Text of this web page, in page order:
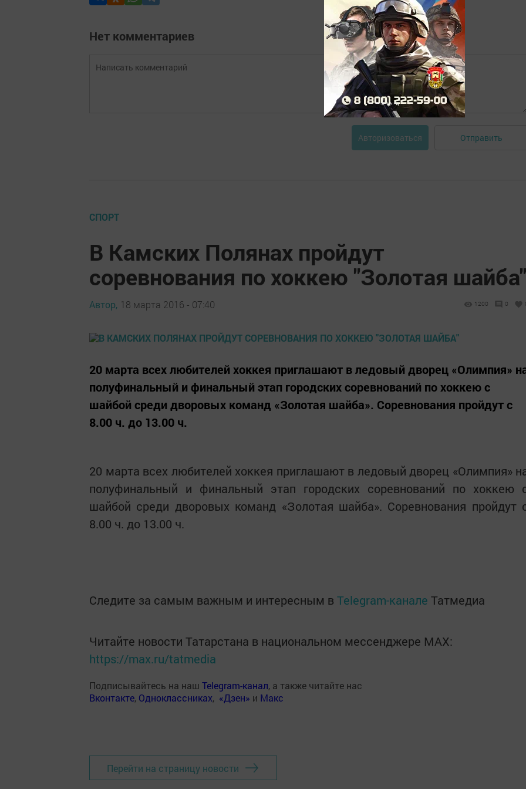
Нет комментариев
Авторизоваться Отправить
СПОРТ
В Камских Полянах пройдут
соревнования по хоккею "Золотая шайба"
Автор, 18 марта 2016 - 07:40 1200 0
20 марта всех любителей хоккея приглашают в ледовый дворец «Олимпия»
полуфинальный и финальный этап городских соревнований по хоккею с
шайбой среди дворовых команд «Золотая шайба». Соревнования пройдут с
8.00 ч. до 13.00 ч.
20 марта всех любителей хоккея приглашают в ледовый дворец «Олимпия»
полуфинальный и финальный этап городских соревнований по хоккею
шайбой среди дворовых команд «Золотая шайба». Соревнования пройдут
8.00 ч. до 13.00 ч.
Следите за самым важным и интересным в Telegram-канале Татмедиа
Читайте новости Татарстана в национальном мессенджере MАХ:
https://max.ru/tatmedia
Подписывайтесь на наш Telegram-канал, а также читайте нас
Вконтакте, Одноклассниках, «Дзен» и Макс
Перейти на страницу новости